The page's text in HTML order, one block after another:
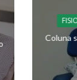
Coluna